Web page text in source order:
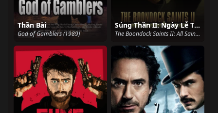
Thần Bài
God of Gamblers (1989)
Súng Thần II: Ngày Lễ Thánh
The Boondock Saints II: All Saints Day (2009)